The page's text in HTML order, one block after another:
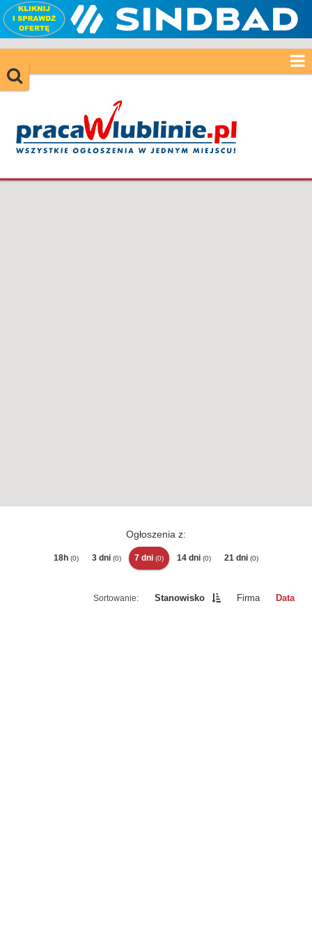
Ogłoszenia z:
18h (0) 3 dni (0) 7 dni (0) 14 dni (0) 21 dni (0)
Stanowisko Firma Data